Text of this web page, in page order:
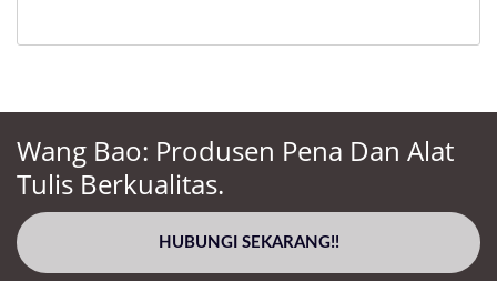
Wang Bao: Produsen Pena Dan Alat
Tulis Berkualitas.
HUBUNGI SEKARANG!!